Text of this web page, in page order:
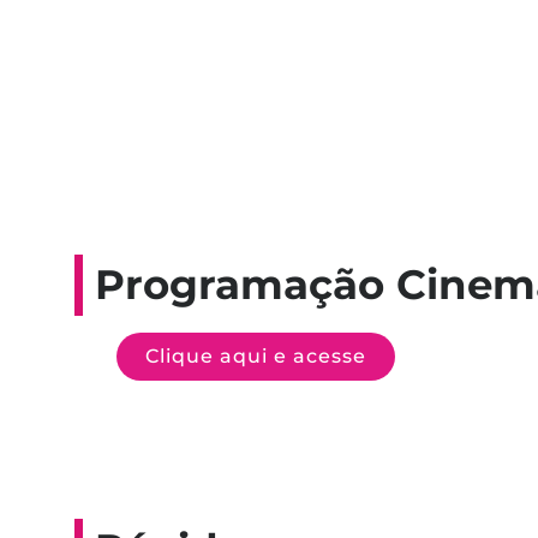
Programação
Clique aqui e acesse